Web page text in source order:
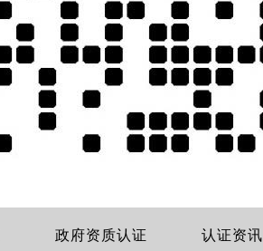
政府资质认证 认证资讯